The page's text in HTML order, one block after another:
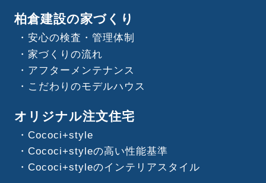
柏倉建設の家づくり
安心の検査・管理体制
家づくりの流れ
アフターメンテナンス
こだわりのモデルハウス
オリジナル注文住宅
Cococi+style
Cococi+styleの高い性能基準
Cococi+styleのインテリアスタイル